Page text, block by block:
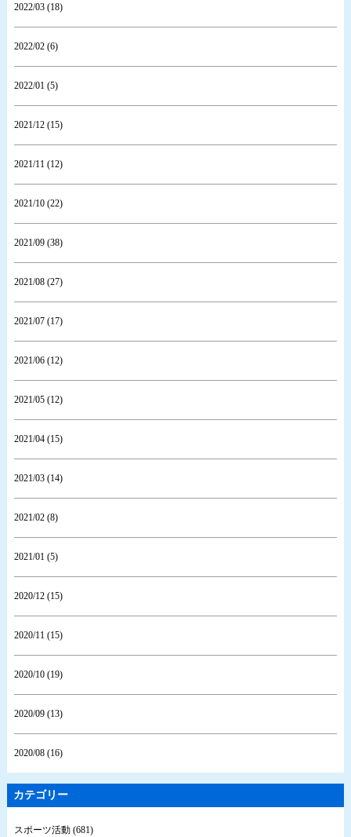
2022/03 (18)
2022/02 (6)
2022/01 (5)
2021/12 (15)
2021/11 (12)
2021/10 (22)
2021/09 (38)
2021/08 (27)
2021/07 (17)
2021/06 (12)
2021/05 (12)
2021/04 (15)
2021/03 (14)
2021/02 (8)
2021/01 (5)
2020/12 (15)
2020/11 (15)
2020/10 (19)
2020/09 (13)
2020/08 (16)
カテゴリー
スポーツ活動 (681)